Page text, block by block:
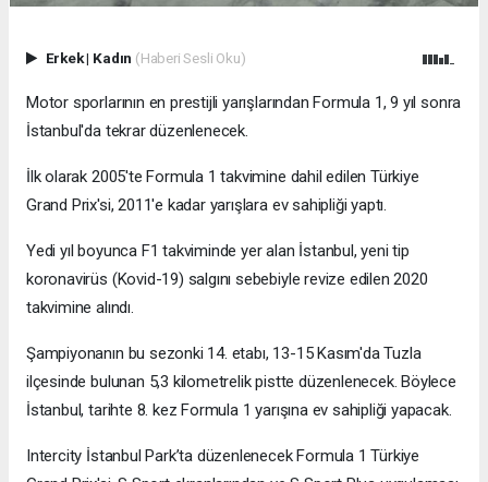
Erkek| Kadın (Haberi Sesli Oku)
Motor sporlarının en prestijli yarışlarından Formula 1, 9 yıl sonra
İstanbul'da tekrar düzenlenecek.
İlk olarak 2005'te Formula 1 takvimine dahil edilen Türkiye
Grand Prix'si, 2011'e kadar yarışlara ev sahipliği yaptı.
Yedi yıl boyunca F1 takviminde yer alan İstanbul, yeni tip
koronavirüs (Kovid-19) salgını sebebiyle revize edilen 2020
takvimine alındı.
Şampiyonanın bu sezonki 14. etabı, 13-15 Kasım'da Tuzla
ilçesinde bulunan 5,3 kilometrelik pistte düzenlenecek. Böylece
İstanbul, tarihte 8. kez Formula 1 yarışına ev sahipliği yapacak.
Intercity İstanbul Park’ta düzenlenecek Formula 1 Türkiye